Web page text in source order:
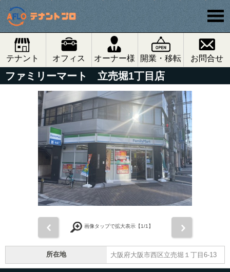
テナント オフィス オーナー様 開業・移転 お問合せ
ファミリーマート 立売堀1丁目店
画像タップで拡大表示【1/1】
所在地 大阪府大阪市西区立売堀１丁目6-13